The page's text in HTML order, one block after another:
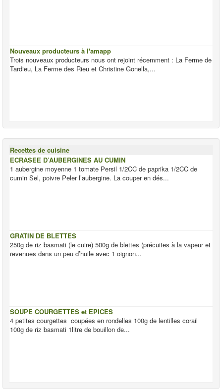
Nouveaux producteurs à l'amapp
Trois nouveaux producteurs nous ont rejoint récemment : La Ferme de
Tardieu, La Ferme des Rieu et Christine Gonella,...
Recettes de cuisine
ECRASEE D’AUBERGINES AU CUMIN
1 aubergine moyenne 1 tomate Persil 1/2CC de paprika 1/2CC de
cumin Sel, poivre Peler l’aubergine. La couper en dés...
GRATIN DE BLETTES
250g de riz basmati (le cuire) 500g de blettes (précuites à la vapeur et
revenues dans un peu d’huile avec 1 oignon...
SOUPE COURGETTES et EPICES
4 petites courgettes coupées en rondelles 100g de lentilles corail
100g de riz basmati 1litre de bouillon de...